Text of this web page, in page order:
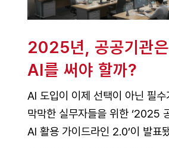
2025년, 공공기관
AI를 써야 할까?
AI 도입이 이제 선택이 아닌 필
막막한 실무자들을 위한 ‘2025
AI 활용 가이드라인 2.0’이 발표